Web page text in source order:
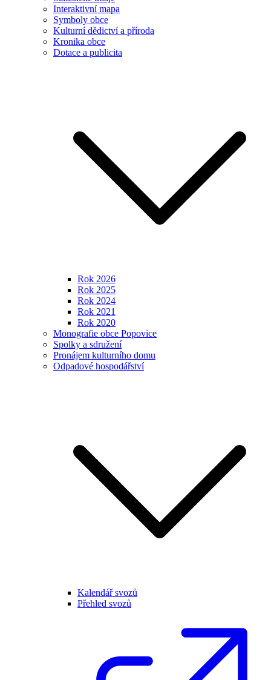
Interaktivní mapa
Symboly obce
Kulturní dědictví a příroda
Kronika obce
Dotace a publicita
Rok 2026
Rok 2025
Rok 2024
Rok 2021
Rok 2020
Monografie obce Popovice
Spolky a sdružení
Pronájem kulturního domu
Odpadové hospodářství
Kalendář svozů
Přehled svozů